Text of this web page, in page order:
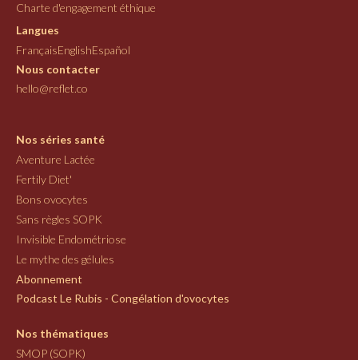
Charte d'engagement éthique
Langues
FrançaisEnglishEspañol
Nous contacter
hello@reflet.co
Nos séries santé
Aventure Lactée
Fertily Diet'
Bons ovocytes
Sans règles SOPK
Invisible Endométriose
Le mythe des gélules
Abonnement
Podcast Le Rubis - Congélation d'ovocytes
Nos thématiques
SMOP (SOPK)